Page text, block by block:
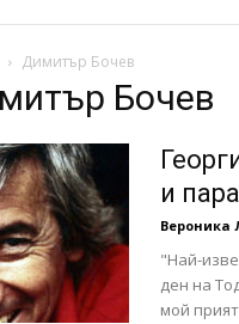
за
хапки
Димитър Бочев
Бочев
и
Вероника
"Най-
ден на
мой